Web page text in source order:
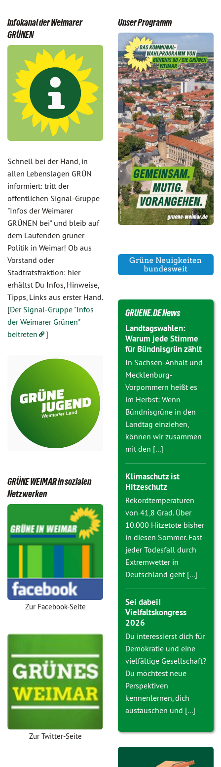
Infokanal der Weimarer
GRÜNEN
Schnell bei der Hand, in
allen Lebenslagen GRÜN
informiert: tritt der
öffentlichen Signal-Gruppe
"Infos der Weimarer
GRÜNEN bei" und bleib auf
dem Laufenden grüner
Politik in Weimar! Ob aus
Vorstand oder
Stadtratsfraktion: hier
erhältst Du Infos, Hinweise,
Tipps, Links aus erster Hand.
[Der Signal-Gruppe "Infos
der Weimarer Grünen"
beitreten
]
GRÜNE WEIMAR in sozialen
Netzwerken
Zur Facebook-Seite
Zur Twitter-Seite
Unser Programm
GRUENE.DE News
Landtagswahlen:
Warum jede Stimme
für Bündnisgrün zählt
In Sachsen-Anhalt und
Mecklenburg-
Vorpommern heißt es
im Herbst: Wenn
Bündnisgrüne in den
Landtag einziehen,
können wir zusammen
mit den [...]
Klimaschutz ist
Hitzeschutz
Rekordtemperaturen
von 41,8 Grad. Über
10.000 Hitzetote bisher
in diesen Sommer. Fast
jeder Todesfall durch
Extremwetter in
Deutschland geht [...]
Sei dabei!
Vielfaltskongress
2026
Du interessierst dich für
Demokratie und eine
vielfältige Gesellschaft?
Du möchtest neue
Perspektiven
kennenlernen, dich
austauschen und [...]